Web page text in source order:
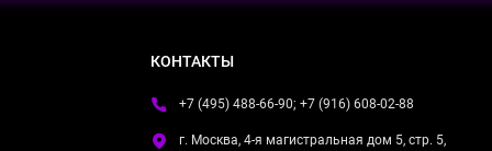
КОНТАКТЫ
+7 (495) 488-66-90; +7 (916) 608-02-88
г. Москва, 4-я магистральная дом 5, стр. 5,